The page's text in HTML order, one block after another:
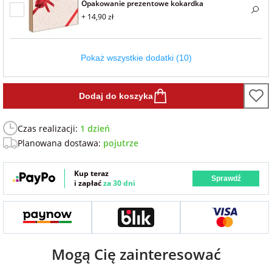
Fotoksiążki
na Dzień
na Dzień Kobiet
na prezent
świąteczny
dla przyjaciółki
Opakowanie prezentowe kokardka
+ 14,90 zł
Pokaż wszystkie dodatki (10)
Dodaj do koszyka
Czas realizacji: 1 dzień
Planowana dostawa: pojutrze
Kup teraz
i zapłaćza 30 dni Sprawdź
Mogą Cię zainteresować